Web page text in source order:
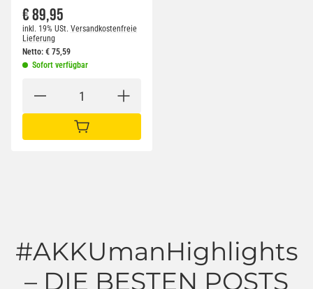
€ 89,95
inkl. 19% USt. Versandkostenfreie
Lieferung
Netto: € 75,59
Sofort verfügbar
IN DEN WARENKORB
#AKKUmanHighlights
– DIE BESTEN POSTS